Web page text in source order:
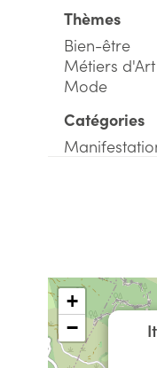
Thèmes
Bien-être
Métiers d'Art
Mode
Catégories
+
−